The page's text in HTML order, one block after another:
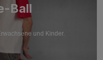
Ball
und Kinder.